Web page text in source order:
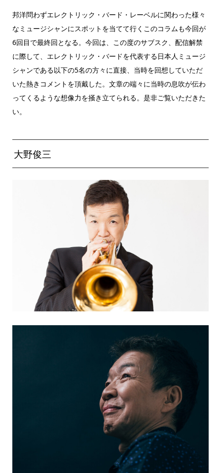
邦洋問わずエレクトリック・バード・レーベルに関わった様々
なミュージシャンにスポットを当てて行くこのコラムも今回が
6回目で最終回となる。今回は、この度のサブスク、配信解禁
に際して、エレクトリック・バードを代表する日本人ミュージ
シャンである以下の5名の方々に直接、当時を回想していただ
いた熱きコメントを頂戴した。文章の端々に当時の息吹が伝わ
ってくるような想像力を掻き立てられる。是非ご覧いただきた
い。
大野俊三